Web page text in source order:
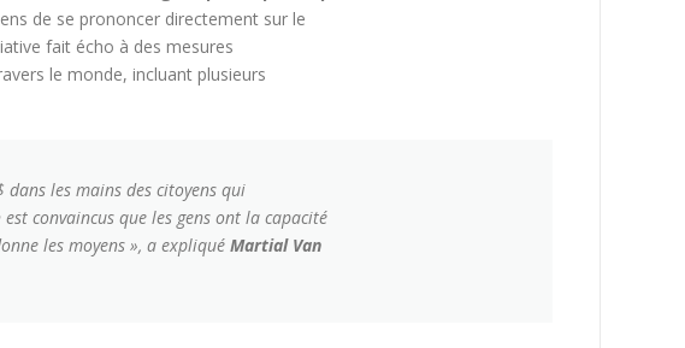
de se prononcer directement sur le
fait écho à des mesures
le monde, incluant plusieurs
les mains des citoyens qui
convaincus que les gens ont la capacité
les moyens », a expliqué Martial Van